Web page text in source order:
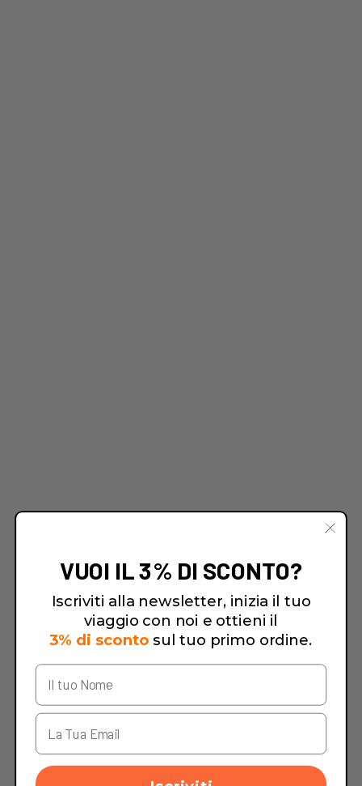
VUOI IL 3% DI SCONTO?
Iscriviti alla newsletter, inizia il tuo
viaggio con noi e ottieni il
3% di sconto sul tuo primo ordine.